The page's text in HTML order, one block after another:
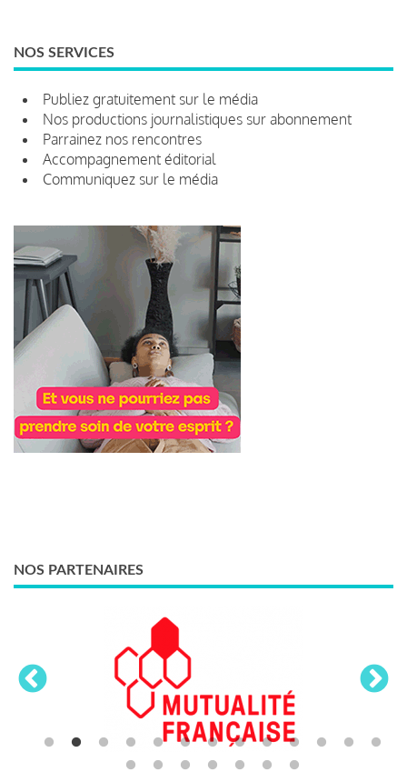
NOS SERVICES
Publiez gratuitement sur le média
Nos productions journalistiques sur abonnement
Parrainez nos rencontres
Accompagnement éditorial
Communiquez sur le média
NOS PARTENAIRES